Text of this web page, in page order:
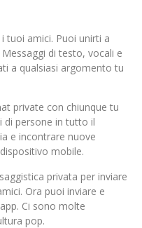
tuoi amici. Puoi unirti a
di testo, vocali e
a qualsiasi argomento tu
private con chiunque tu
di persone in tutto il
e incontrare nuove
mobile.
privata per inviare
Ora puoi inviare e
Ci sono molte
pop.